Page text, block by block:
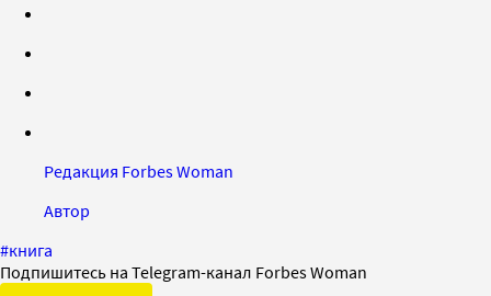
Редакция Forbes Woman
Автор
#книга
Подпишитесь на Telegram-канал Forbes Woman